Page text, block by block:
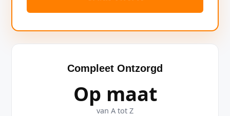
Compleet Ontzorgd
Op maat
van A tot Z